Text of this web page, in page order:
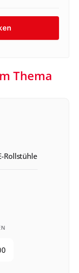
Thema
Rollstühle